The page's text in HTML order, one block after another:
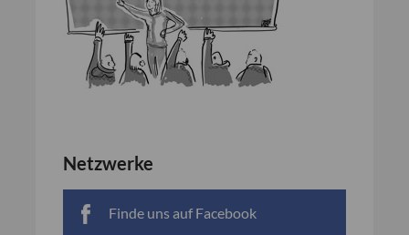
Netzwerke
Finde uns auf Facebook